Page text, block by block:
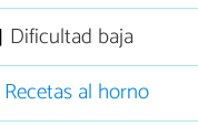
Dificultad baja
Recetas al horno